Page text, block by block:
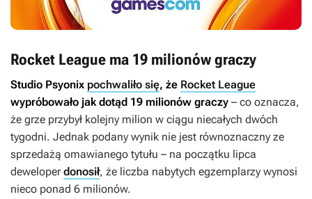
Rocket League ma 19 milionów graczy
Studio Psyonix pochwaliło się, że Rocket League
wypróbowało jak dotąd 19 milionów graczy – co oznacza,
że grze przybył kolejny milion w ciągu niecałych dwóch
tygodni. Jednak podany wynik nie jest równoznaczny ze
sprzedażą omawianego tytułu – na początku lipca
deweloperdonosił, że liczba nabytych egzemplarzy wynosi
nieco ponad 6 milionów.